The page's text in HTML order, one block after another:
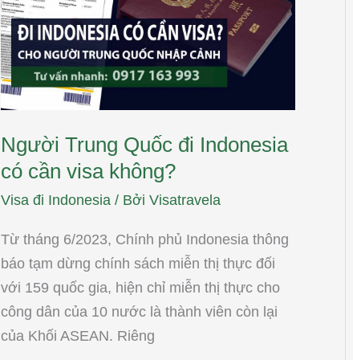
Người Trung Quốc đi Indonesia
có cần visa không?
Visa đi Indonesia / Bởi Visatravela
Từ tháng 6/2023, Chính phủ Indonesia thông
báo tạm dừng chính sách miễn thị thực đối
với 159 quốc gia, hiện chỉ miễn thị thực cho
công dân của 10 nước là thành viên còn lại
của Khối ASEAN. Riêng
không?